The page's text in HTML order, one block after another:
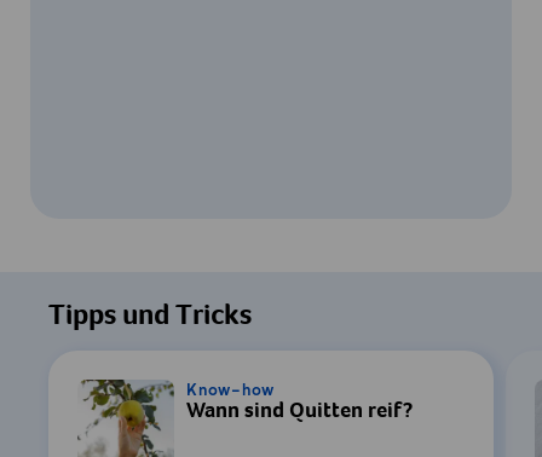
Ihre Zustimmung zur Datenverarbeitung
durch YouTube erforderlich. Details finden
Einstellungen
Tipps und Tricks
Know-how
Wann sind Quitten reif?